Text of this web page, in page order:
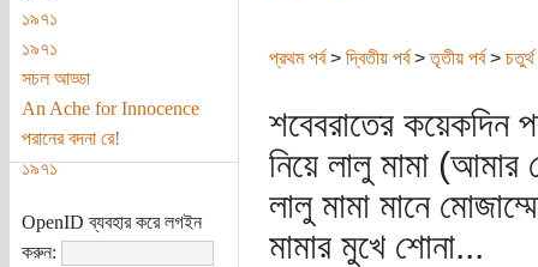
১৯৭১
১৯৭১
সচল আড্ডা
An Ache for Innocence
পরানের বদনা রে!
১৯৭১
OpenID ব্যবহার করে লগইন
করুন:
প্রথম পর্ব> দ্বিতীয় পর্ব>তৃতীয় পর্ব> চতুর্থ
শবেবরাতের কয়েকদিন
নিয়ে লালু মামা
লালু মামা মানে
মামার মুখে শোনা...